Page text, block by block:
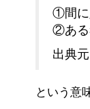
①間に
②ある
出典
という意